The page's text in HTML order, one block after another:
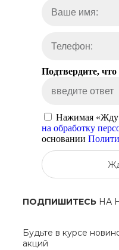
Подтвердите,
Нажимая «Жду
на обработку
основании
ПОДПИШИТЕСЬ НА
Будьте в курсе
акций